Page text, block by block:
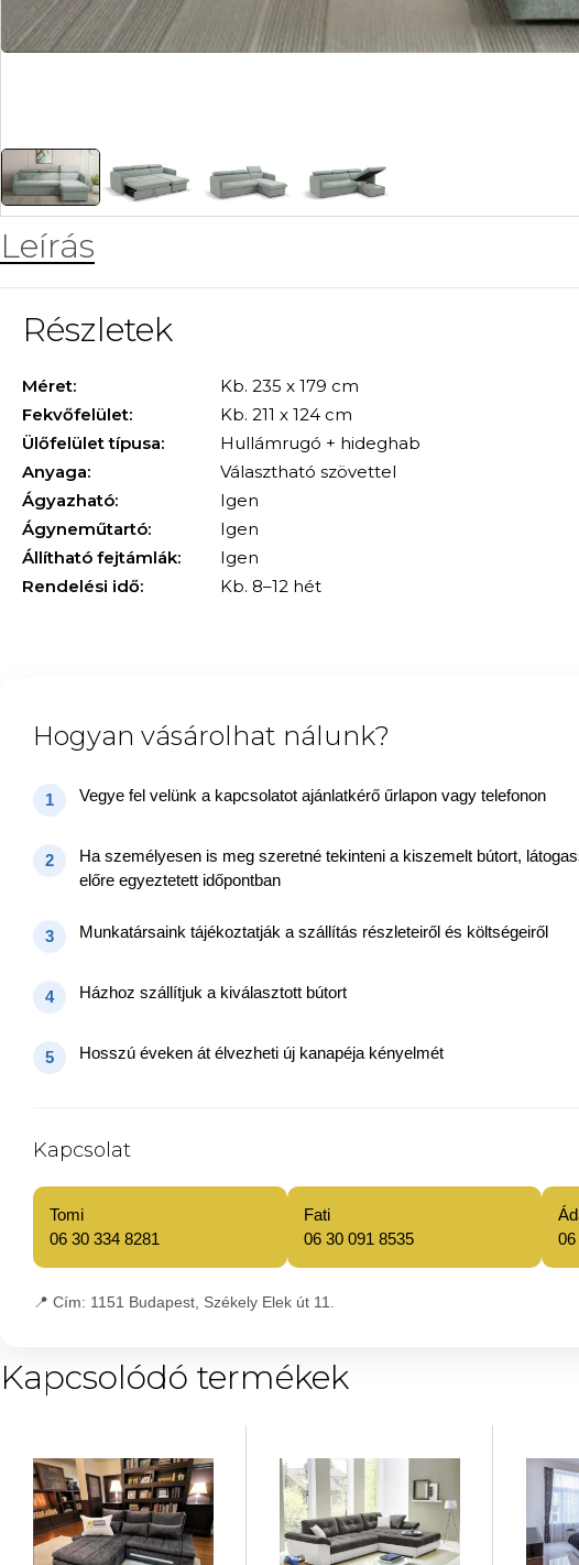
Leírás
Részletek
Méret:
Kb. 235 x 179 cm
Fekvőfelület:
Kb. 211 x 124 cm
Ülőfelület típusa:
Hullámrugó + hideghab
Anyaga:
Választható szövettel
Ágyazható:
Igen
Ágyneműtartó:
Igen
Állítható fejtámlák:
Igen
Rendelési idő:
Kb. 8–12 hét
Hogyan vásárolhat nálunk?
1 Vegye fel velünk a kapcsolatot ajánlatkérő űrlapon vagy telefonon
2
Ha személyesen is meg szeretné tekinteni a kiszemelt bútort,
előre egyeztetett időpontban
3 Munkatársaink tájékoztatják a szállítás részleteiről és költségeiről
4 Házhoz szállítjuk a kiválasztott bútort
5 Hosszú éveken át élvezheti új kanapéja kényelmét
Kapcsolat
Tomi
06 30 334 8281
Fati
06 30 091 8535
06
📍 Cím: 1151 Budapest, Székely Elek út 11.
Kapcsolódó termékek